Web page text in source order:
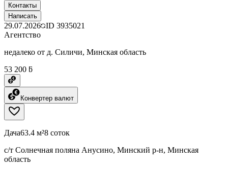
Контакты
Написать
29.07.2026 ID 3935021
Агентство
недалеко от д. Силичи, Минская область
53 200 ƃ
Конвертер валют
Дача63.4 м²8 соток
с/т Солнечная поляна Анусино, Минский р-н, Минская
область